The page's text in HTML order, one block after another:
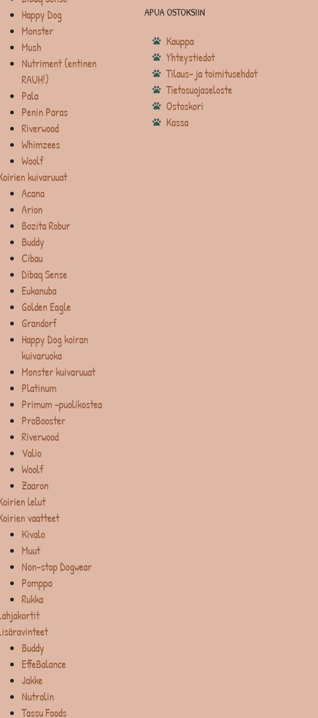
Happy Dog
Monster
Mush
Nutriment (entinen
RAUH!)
Pala
Penin Paras
Riverwood
Whimzees
Woolf
kuivaruuat
Acana
Arion
Bozita Robur
Buddy
Cibau
Dibaq Sense
Eukanuba
Golden Eagle
Grandorf
Happy Dog koiran
kuivaruoka
Monster kuivaruuat
Platinum
Primum -puolikostea
ProBooster
Riverwood
Valio
Woolf
Zaaron
lelut
vaatteet
Kivalo
Muut
Non-stop Dogwear
Pomppa
Rukka
Buddy
EffeBalance
Jakke
Nutrolin
Tassu Foods
APUA OSTOKSIIN
Kauppa
Yhteystiedot
Tilaus- ja toimitusehdot
Tietosuojaseloste
Ostoskori
Kassa